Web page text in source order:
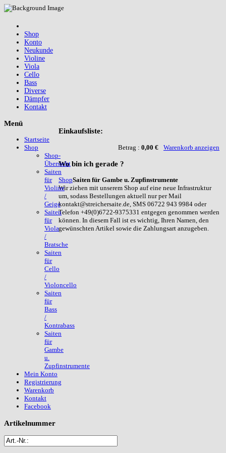
Shop
Konto
Neukunde
Violine
Viola
Cello
Bass
Diverse
Dämpfer
Kontakt
Einkaufsliste:
Betrag : 0,00 € Warenkorb anzeigen
Wobin ich gerade ?
ShopSaiten für Gambe u. Zupfinstrumente
Wir ziehen mit unserem Shop auf eine neue Infrastruktur
um, sodass Bestellungen aktuell nur per Mail
kontakt@streichersaite.de, SMS 06722 943 9984 oder
Telefon +49(0)6722-9375331 entgegen genommen werden
können. In diesem Fall ist es wichtig, Ihren Namen, den
gewünschten Artikel sowie die Zahlungsart anzugeben.
Menü
Startseite
Shop
Shop-
Übersicht
Saiten
für
Violine
/
Geige
Saiten
für
Viola
/
Bratsche
Saiten
für
Cello
/
Violoncello
Saiten
für
Bass
/
Kontrabass
Saiten
für
Gambe
u.
Zupfinstrumente
Mein Konto
Registrierung
Warenkorb
Kontakt
Facebook
Artikelnummer